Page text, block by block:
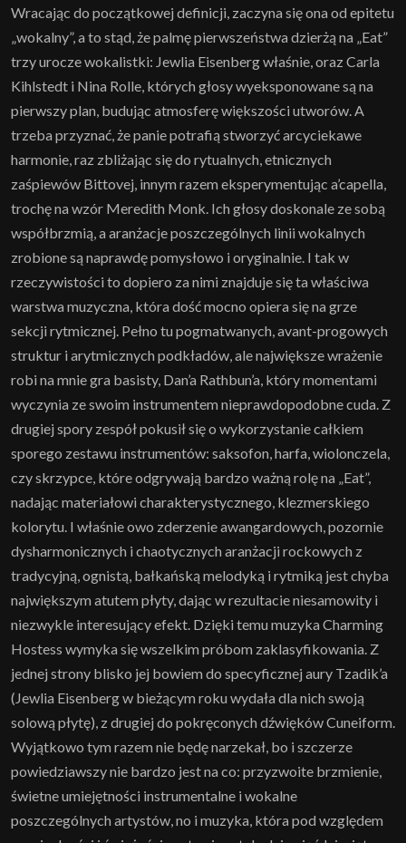
Wracając do początkowej definicji, zaczyna się ona od epitetu
„wokalny”, a to stąd, że palmę pierwszeństwa dzierżą na „Eat”
trzy urocze wokalistki: Jewlia Eisenberg właśnie, oraz Carla
Kihlstedt i Nina Rolle, których głosy wyeksponowane są na
pierwszy plan, budując atmosferę większości utworów. A
trzeba przyznać, że panie potrafią stworzyć arcyciekawe
harmonie, raz zbliżając się do rytualnych, etnicznych
zaśpiewów Bittovej, innym razem eksperymentując a’capella,
trochę na wzór Meredith Monk. Ich głosy doskonale ze sobą
współbrzmią, a aranżacje poszczególnych linii wokalnych
zrobione są naprawdę pomysłowo i oryginalnie. I tak w
rzeczywistości to dopiero za nimi znajduje się ta właściwa
warstwa muzyczna, która dość mocno opiera się na grze
sekcji rytmicznej. Pełno tu pogmatwanych, avant-progowych
struktur i arytmicznych podkładów, ale największe wrażenie
robi na mnie gra basisty, Dan’a Rathbun’a, który momentami
wyczynia ze swoim instrumentem nieprawdopodobne cuda. Z
drugiej spory zespół pokusił się o wykorzystanie całkiem
sporego zestawu instrumentów: saksofon, harfa, wiolonczela,
czy skrzypce, które odgrywają bardzo ważną rolę na „Eat”,
nadając materiałowi charakterystycznego, klezmerskiego
kolorytu. I właśnie owo zderzenie awangardowych, pozornie
dysharmonicznych i chaotycznych aranżacji rockowych z
tradycyjną, ognistą, bałkańską melodyką i rytmiką jest chyba
największym atutem płyty, dając w rezultacie niesamowity i
niezwykle interesujący efekt. Dzięki temu muzyka Charming
Hostess wymyka się wszelkim próbom zaklasyfikowania. Z
jednej strony blisko jej bowiem do specyficznej aury Tzadik’a
(Jewlia Eisenberg w bieżącym roku wydała dla nich swoją
solową płytę), z drugiej do pokręconych dźwięków Cuneiform.
Wyjątkowo tym razem nie będę narzekał, bo i szczerze
powiedziawszy nie bardzo jest na co: przyzwoite brzmienie,
świetne umiejętności instrumentalne i wokalne
poszczególnych artystów, no i muzyka, która pod względem